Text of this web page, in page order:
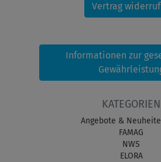
Vertrag
Informationen zur
KATEGORIEN
Angebote &
FAMAG
NWS
ELORA